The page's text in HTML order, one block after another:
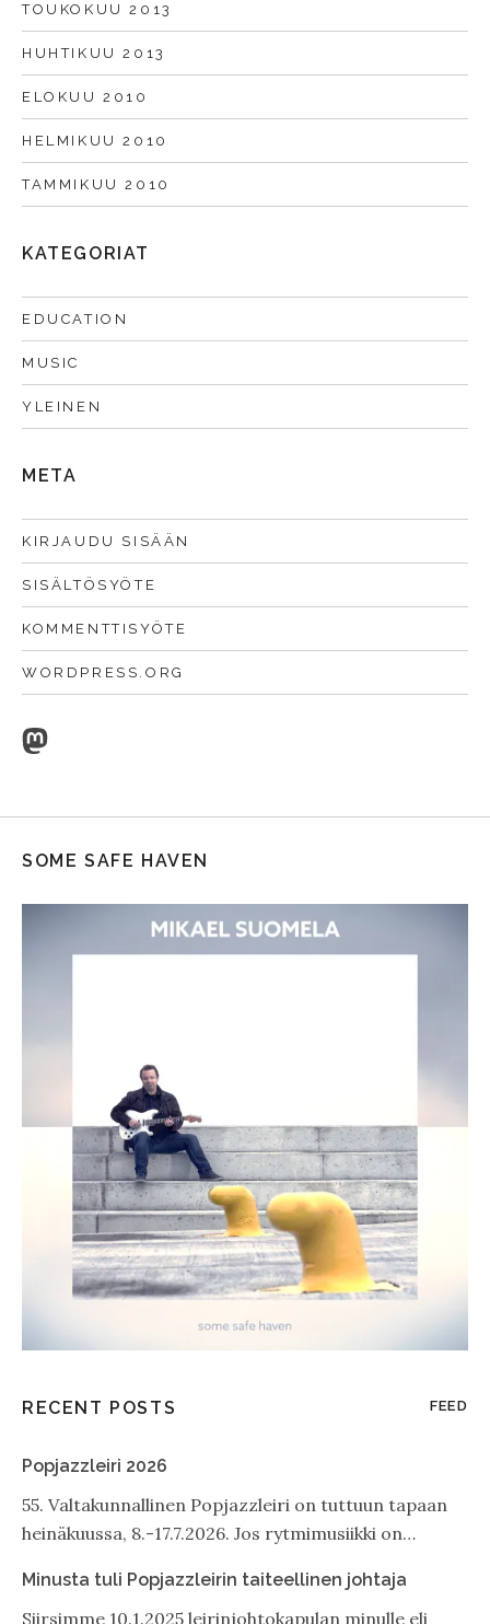
TOUKOKUU 2013
HUHTIKUU 2013
ELOKUU 2010
HELMIKUU 2010
TAMMIKUU 2010
KATEGORIAT
EDUCATION
MUSIC
YLEINEN
META
KIRJAUDU SISÄÄN
SISÄLTÖSYÖTE
KOMMENTTISYÖTE
WORDPRESS.ORG
Mastodon
SOME SAFE HAVEN
RECENT POSTS FEED
Popjazzleiri 2026
55. Valtakunnallinen Popjazzleiri on tuttuun tapaan
heinäkuussa, 8.-17.7.2026. Jos rytmimusiikki on…
Minusta tuli Popjazzleirin taiteellinen johtaja
Siirsimme 10.1.2025 leirinjohtokapulan minulle eli